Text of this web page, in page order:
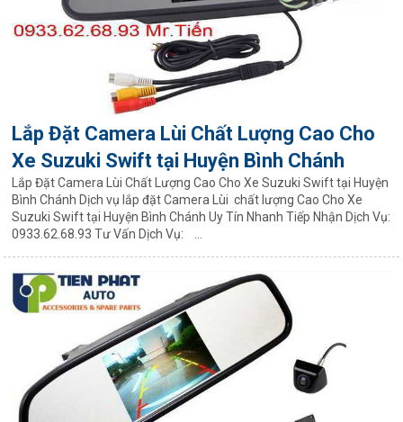
Lắp Đặt Camera Lùi Chất Lượng Cao Cho
Xe Suzuki Swift tại Huyện Bình Chánh
Lắp Đặt Camera Lùi Chất Lượng Cao Cho Xe Suzuki Swift tại Huyện
Bình Chánh Dịch vụ lắp đặt Camera Lùi chất lượng Cao Cho Xe
Suzuki Swift tại Huyện Bình Chánh Uy Tín Nhanh Tiếp Nhận Dịch Vụ:
0933.62.68.93 Tư Vấn Dịch Vụ: ...